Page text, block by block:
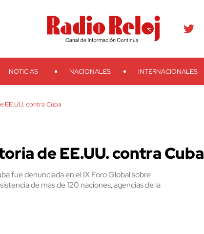
TelegramTeveo Ivoox RSS Search
NOTICIAS NACIONALES INTERNACIONALES
EE.UU. contra Cuba
de EE.UU. contra Cuba
fue denunciada en el IX Foro Global sobre
de más de 120 naciones, agencias de la